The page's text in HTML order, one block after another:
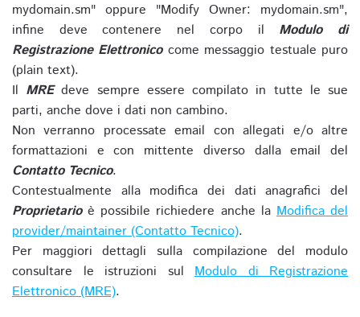
mydomain.sm" oppure "Modify Owner: mydomain.sm",
infine deve contenere nel corpo il Modulo di
Registrazione Elettronicocome messaggio testuale puro
(plain text).
Il MREdeve sempre essere compilato in tutte le sue
parti, anche dove i dati non cambino.
Non verranno processate email con allegati e/o altre
formattazioni e con mittente diverso dalla email del
Contatto Tecnico.
Contestualmente alla modifica dei dati anagrafici del
Proprietarioè possibile richiedere anche laModifica del
provider/maintainer (Contatto Tecnico).
Per maggiori dettagli sulla compilazione del modulo
consultare le istruzioni sul Modulo di Registrazione
Elettronico (MRE).